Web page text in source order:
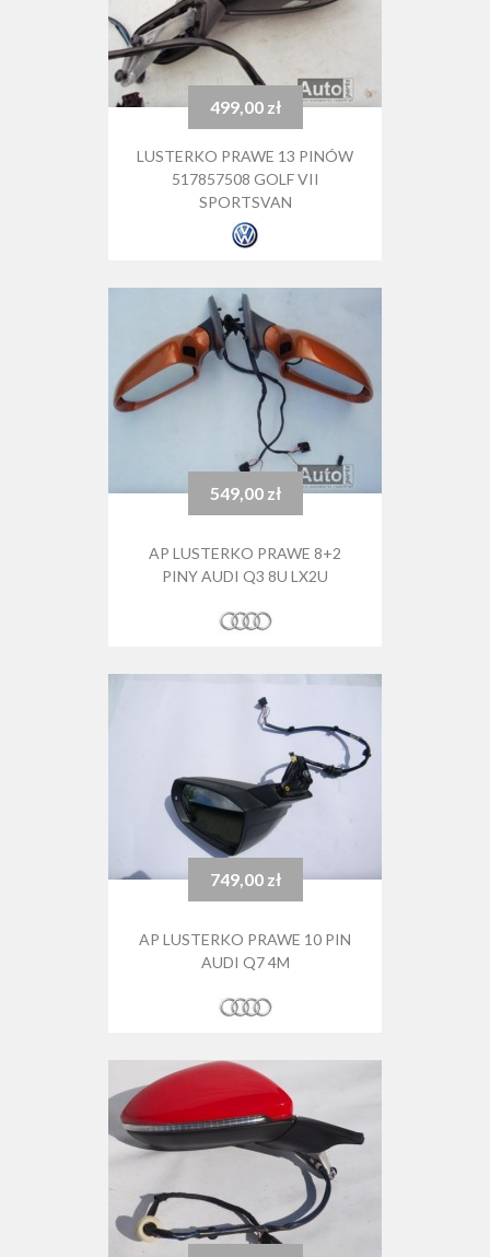
Cena
499,00 zł
LUSTERKO PRAWE 13 PINÓW
517857508 GOLF VII
SPORTSVAN
Cena
549,00 zł
AP LUSTERKO PRAWE 8+2
PINY AUDI Q3 8U LX2U
Cena749,00 zł
AP LUSTERKO PRAWE 10 PIN
AUDI Q7 4M